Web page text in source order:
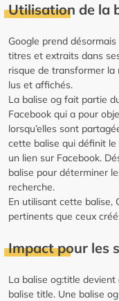
Utilisation de la
Google prend
titres et extraits dans
risque de transformer
lus et affichés.
La balise og fait partie
Facebook qui a pour
lorsqu’elles sont
cette balise qui définit
un lien sur Facebook.
balise pour déterminer
recherche.
En utilisant cette balise,
pertinents que ceux
Impact pour les
La balise og:title
balise title. Une balise